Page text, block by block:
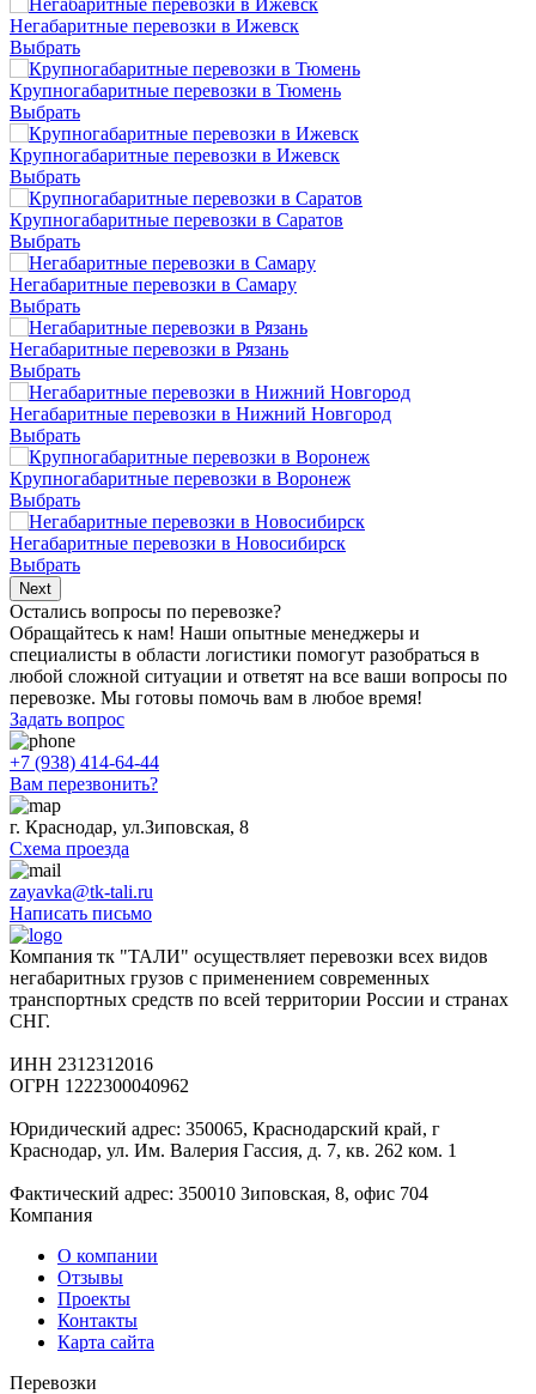
Негабаритные перевозки в Ижевск
Выбрать
Крупногабаритные перевозки в Тюмень
Выбрать
Крупногабаритные перевозки в Ижевск
Выбрать
Крупногабаритные перевозки в Саратов
Выбрать
Негабаритные перевозки в Самару
Выбрать
Негабаритные перевозки в Рязань
Выбрать
Негабаритные перевозки в Нижний Новгород
Выбрать
Крупногабаритные перевозки в Воронеж
Выбрать
Негабаритные перевозки в Новосибирск
Выбрать
Next
Остались вопросы по перевозке?
Обращайтесь к нам! Наши опытные менеджеры и
специалисты в области логистики помогут разобраться в
любой сложной ситуации и ответят на все ваши вопросы по
перевозке. Мы готовы помочь вам в любое время!
Задать вопрос
+7 (938) 414-64-44
Вам перезвонить?
г. Краснодар, ул.Зиповская, 8
Схема проезда
zayavka@tk-tali.ru
Написать письмо
Компания тк "ТАЛИ" осуществляет перевозки всех видов
негабаритных грузов с применением современных
транспортных средств по всей территории России и странах
СНГ.
ИНН 2312312016
ОГРН 1222300040962
Юридический адрес: 350065, Краснодарский край, г
Краснодар, ул. Им. Валерия Гассия, д. 7, кв. 262 ком. 1
Фактический адрес: 350010 Зиповская, 8, офис 704
Компания
О компании
Отзывы
Проекты
Контакты
Карта сайта
Перевозки